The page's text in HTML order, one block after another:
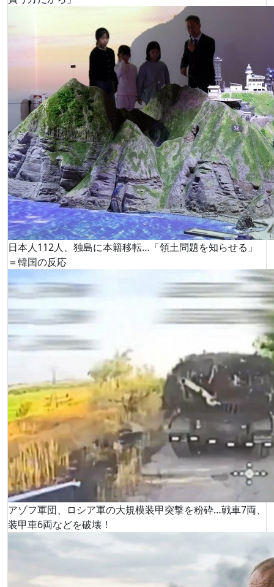
日本人112人、独島に本籍移転…「領土問題を知らせる」
＝韓国の反応
アゾフ軍団、ロシア軍の大規模装甲突撃を粉砕…戦車7両、
装甲車6両などを破壊！